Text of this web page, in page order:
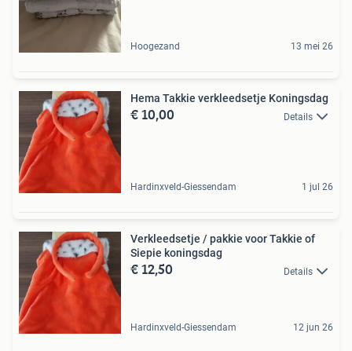
Hoogezand 13 mei 26
Hema Takkie verkleedsetje Koningsdag
€ 10,00 Details
Hardinxveld-Giessendam 1 jul 26
Verkleedsetje / pakkie voor Takkie of
Siepie koningsdag
€ 12,50 Details
Hardinxveld-Giessendam 12 jun 26